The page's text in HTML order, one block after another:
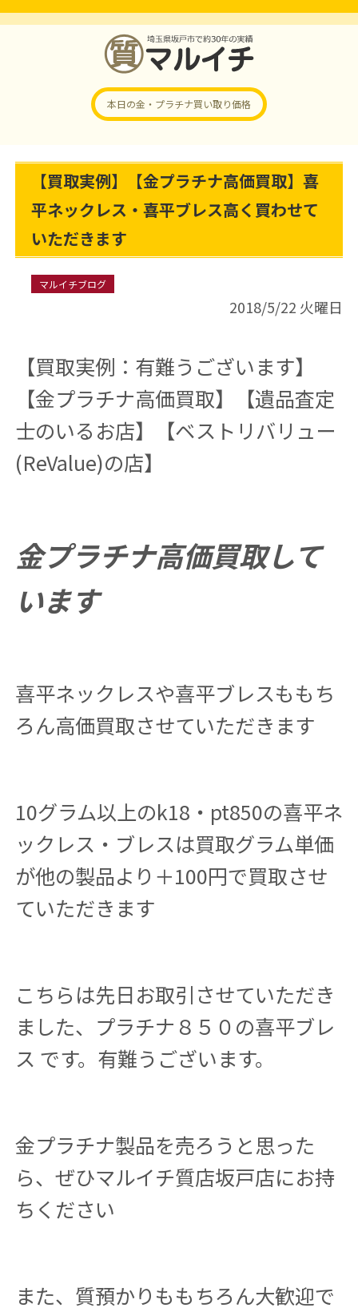
本日の金・プラチナ買い取り価格
【買取実例】【金プラチナ高価買取】喜
平ネックレス・喜平ブレス高く買わせて
いただきます
マルイチブログ
2018/5/22 火曜日
【買取実例：有難うございます】
【金プラチナ高価買取】【遺品査定
士のいるお店】【ベストリバリュー
(ReValue)の店】
金プラチナ高価買取して
います
喜平ネックレスや喜平ブレスももち
ろん高価買取させていただきます
10グラム以上のk18・pt850の喜平ネ
ックレス・ブレスは買取グラム単価
が他の製品より＋100円で買取させ
ていただきます
こちらは先日お取引させていただき
ました、プラチナ８５０の喜平ブレ
ス です。有難うございます。
金プラチナ製品を売ろうと思った
ら、ぜひマルイチ質店坂戸店にお持
ちください
また、質預かりももちろん大歓迎で